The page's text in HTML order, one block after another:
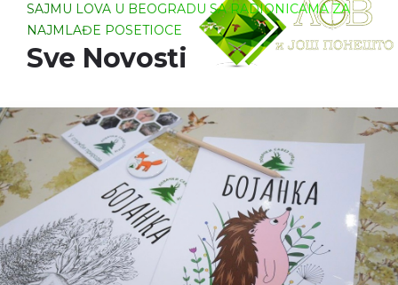
SAJMU LOVA U BEOGRADU SA RADIONICAMA ZA
NAJMLAĐE POSETIOCE
Sve Novosti